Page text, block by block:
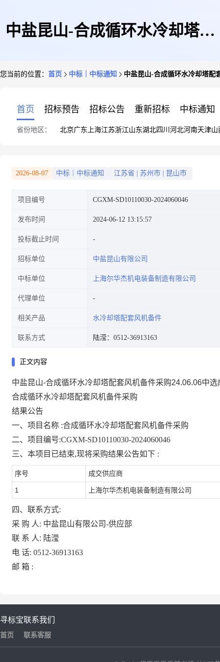
中盐昆山-合成循环水冷却塔配
您当前的位置： 首页 中标｜中标通知 中盐昆山-合成循环水冷却塔配
首页 招标预告 招标公告 重新招标 中标通知
省份地区： 北京广东 上海江苏浙江山东湖北四川 河北河南天津山
2026-08-07 中标｜中标通知 江苏省 苏州市 昆山市
项目编号 CGXM-SD10110030-2024060046
发布时间 2024-06-12 13:15:57
投标截止时间
招标单位 中盐昆山有限公司
中标单位 上海尔华杰机电装备制造有限公司
代理单位
相关产品 水冷却塔配套风机备件
联系方式 陆滢：0512-36913163
正文内容
中盐昆山-合成循环水冷却塔配套风机备件采购24.06.06中选
合成循环水冷却塔配套风机备件采购
结果公告
一、项目名称 :合成循环水冷却塔配套风机备件采购
二、项目编号:CGXM-SD10110030-2024060046
三、本项目已结束,现将采购结果公告如下 :
序号 成交供应商
1 上海尔华杰机电装备制造有限公司
四、联系方式:
采 购 人: 中盐昆山有限公司-供应部
联 系 人: 陆滢
电 话: 0512-36913163
邮 箱 :
寻标宝
首页
联系我们
联系客服